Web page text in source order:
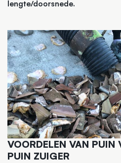
lengte/doorsnede.
VOORDELEN VAN PUIN
PUIN ZUIGER